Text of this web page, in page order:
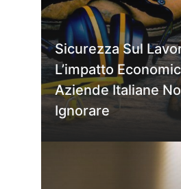
Sicurezza Sul
L’impatto
Aziende Italiane
Ignorare